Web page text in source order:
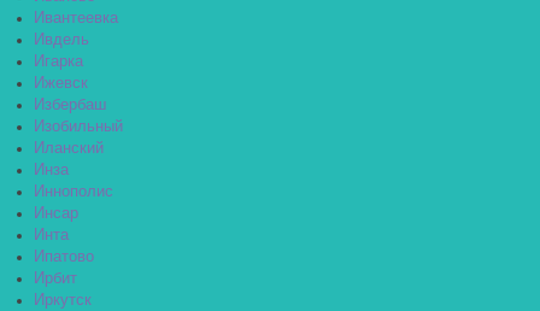
Ивантеевка
Ивдель
Игарка
Ижевск
Избербаш
Изобильный
Иланский
Инза
Иннополис
Инсар
Инта
Ипатово
Ирбит
Иркутск